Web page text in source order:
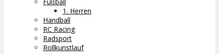
1. Herren
Handball
RC Racing
Radsport
Rollkunstlauf